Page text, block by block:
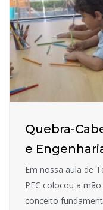
Quebra-
e
Em nossa aula de
PEC colocou a
conceito